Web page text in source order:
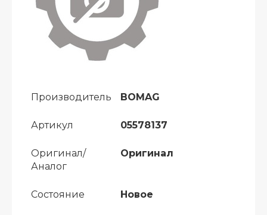
Производитель BOMAG
Артикул 05578137
Оригинал/
Аналог
Оригинал
Состояние Новое